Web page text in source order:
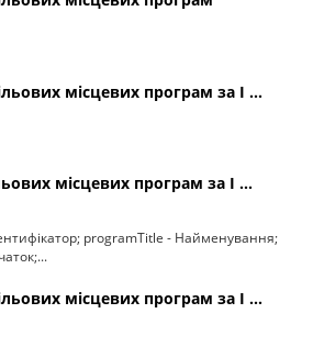
місцевих програм за I ...
місцевих програм за I ...
programTitle - Найменування;
місцевих програм за I ...